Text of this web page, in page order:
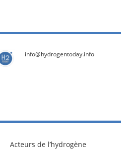
info@hydrogentoday.info
Acteurs de l’hydrogène